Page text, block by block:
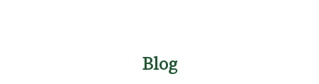
Blog